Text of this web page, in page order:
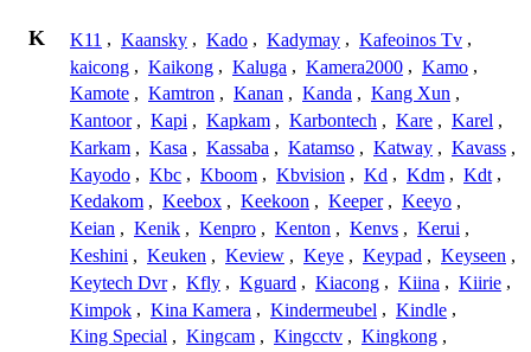
K K11 , Kaansky , Kado , Kadymay , Kafeoinos Tv ,
kaicong , Kaikong , Kaluga , Kamera2000 , Kamo ,
Kamote , Kamtron , Kanan , Kanda , Kang Xun ,
Kantoor , Kapi , Kapkam , Karbontech , Kare , Karel ,
Karkam , Kasa , Kassaba , Katamso , Katway , Kavass ,
Kayodo , Kbc , Kboom , Kbvision , Kd , Kdm , Kdt ,
Kedakom , Keebox , Keekoon , Keeper , Keeyo ,
Keian , Kenik , Kenpro , Kenton , Kenvs , Kerui ,
Keshini , Keuken , Keview , Keye , Keypad , Keyseen ,
Keytech Dvr , Kfly , Kguard , Kiacong , Kiina , Kiirie ,
Kimpok , Kina Kamera , Kindermeubel , Kindle ,
King Special , Kingcam , Kingcctv , Kingkong ,